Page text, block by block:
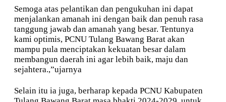
Semoga atas pelantikan dan pengukuhan ini dapat
menjalankan amanah ini dengan baik dan penuh rasa
tanggung jawab dan amanah yang besar. Tentunya
kami optimis, PCNU Tulang Bawang Barat akan
mampu pula menciptakan kekuatan besar dalam
membangun daerah ini agar lebih baik, maju dan
sejahtera.,”ujarnya
Selain itu ia juga, berharap kepada PCNU Kabupaten